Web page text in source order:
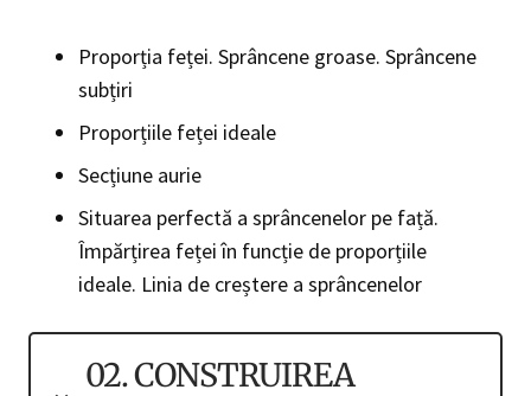
Proporția feței. Sprâncene groase. Sprâncene
subțiri
Proporțiile feței ideale
Secțiune aurie
Situarea perfectă a sprâncenelor pe față.
Împărțirea feței în funcție de proporțiile
ideale. Linia de creștere a sprâncenelor
02. CONSTRUIREA